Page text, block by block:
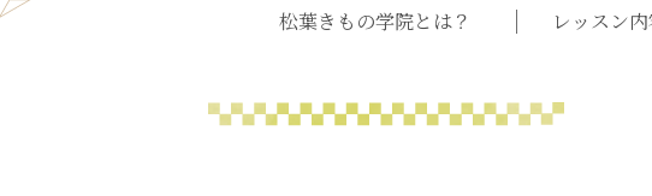
松葉きもの学院とは？ レッスン